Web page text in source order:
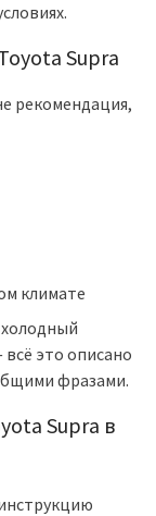
Supra
рекомендация,
климате
это описано
фразами.
Supra в